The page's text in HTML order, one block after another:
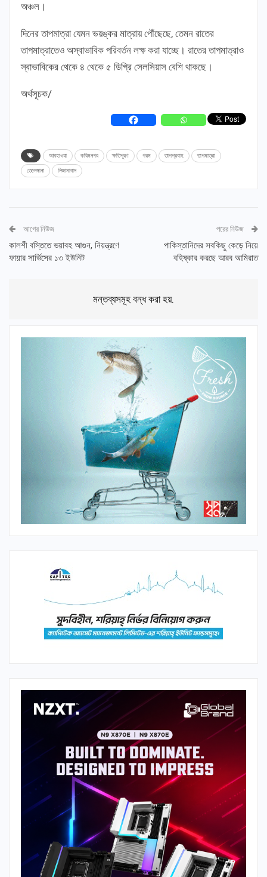
অঞ্চল।
দিনের তাপমাত্রা যেমন ভয়ঙ্কর মাত্রায় পৌঁছেছে, তেমন রাতের
তাপমাত্রাতেও অস্বাভাবিক পরিবর্তন লক্ষ করা যাচ্ছে। রাতের তাপমাত্রাও
স্বাভাবিকের থেকে ৪ থেকে ৫ ডিগ্রি সেলসিয়াস বেশি থাকছে।
অর্থসূচক/
আবহাওয়া করিমনগর ক্ষতিপূরণ গরম তাপপ্রবাহ তাপমাত্রা
তেলেঙ্গানা নিজামাবাদ
আগের নিউজ
কালশী বস্তিতে ভয়াবহ আগুন, নিয়ন্ত্রণে
ফায়ার সার্ভিসের ১৩ ইউনিট
পরের নিউজ
পাকিস্তানিদের সবকিছু কেড়ে নিয়ে
বহিষ্কার করছে আরব আমিরাত
মন্তব্যসমূহ বন্ধ করা হয়.